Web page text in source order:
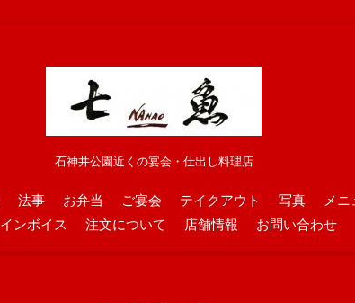
石神井公園近くの宴会・仕出し料理店
法事 お弁当 ご宴会 テイクアウト 写真
メニ
インボイス 注文について 店舗情報 お問い合わせ